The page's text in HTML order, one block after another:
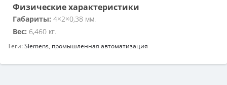
Физические характеристики
Габариты: 4×2×0,38 мм.
Вес: 6,460 кг.
Теги:Siemens, промышленная автоматизация